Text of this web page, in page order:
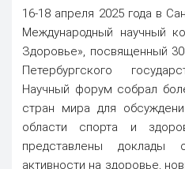
16-18 апреля 2025 года в
Международный научный
Здоровье», посвященный
Петербургского
Научный форум собрал
стран мира для
области спорта и
представлены доклады
активности на здоровье,